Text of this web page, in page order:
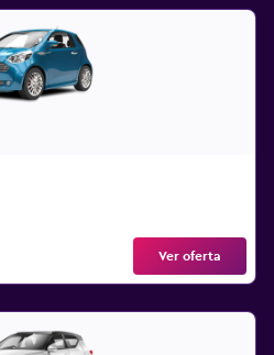
Ver oferta